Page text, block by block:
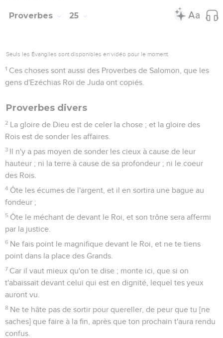
Proverbes 25
Seuls les Évangiles sont disponibles en vidéo pour le moment.
1 Ces choses sont aussi des Proverbes de Salomon, que les
gens d'Ezéchias Roi de Juda ont copiés.
Proverbes divers
2 La gloire de Dieu est de celer la chose ; et la gloire des
Rois est de sonder les affaires.
3 Il n'y a pas moyen de sonder les cieux à cause de leur
hauteur ; ni la terre à cause de sa profondeur ; ni le coeur
des Rois.
4 Ôte les écumes de l'argent, et il en sortira une bague au
fondeur ;
5 Ôte le méchant de devant le Roi, et son trône sera affermi
par la justice.
6 Ne fais point le magnifique devant le Roi, et ne te tiens
point dans la place des Grands.
7 Car il vaut mieux qu'on te dise ; monte ici, que si on
t'abaissait devant celui qui est en dignité, lequel tes yeux
auront vu.
8 Ne te hâte pas de sortir pour quereller, de peur que tu [ne
saches] que faire à la fin, après que ton prochain t'aura rendu
confus.